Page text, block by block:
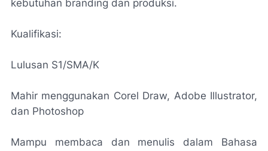
kebutuhan branding dan produksi.
Kualifikasi:
Lulusan S1/SMA/K
Mahir menggunakan Corel Draw, Adobe Illustrator,
dan Photoshop
Mampu membaca dan menulis dalam Bahasa